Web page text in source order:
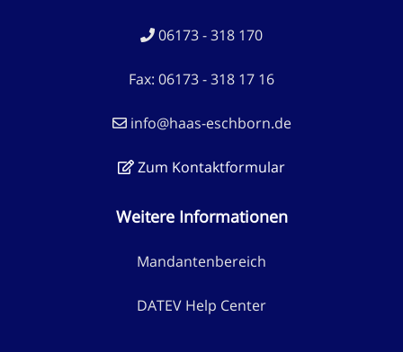
06173 - 318 170
Fax: 06173 - 318 17 16
info@haas-eschborn.de
Zum Kontaktformular
Weitere Informationen
Mandantenbereich
DATEV Help Center